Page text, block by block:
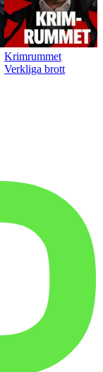
Krimrummet
Verkliga brott